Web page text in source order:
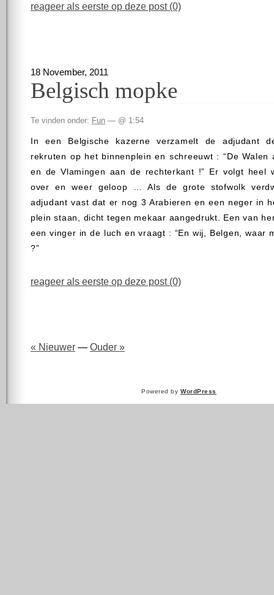
reageer als eerste op deze post (0)
18 November, 2011
Belgisch mopke
Te vinden onder: Fun — @ 1:54
In een Belgische kazerne verzamelt de adjudant
rekruten op het binnenplein en schreeuwt : “De Walen
en de Vlamingen aan de rechterkant !” Er volgt heel
over en weer geloop … Als de grote stofwolk
adjudant vast dat er nog 3 Arabieren en een neger in
plein staan, dicht tegen mekaar aangedrukt. Een van
een vinger in de luch en vraagt : “En wij, Belgen, waar
?”
reageer als eerste op deze post (0)
« Nieuwer — Ouder »
Powered byWordPress